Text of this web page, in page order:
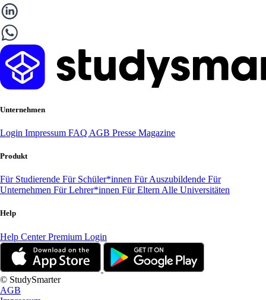
Unternehmen
Login Impressum FAQ AGB Presse Magazine
Produkt
Für Studierende Für Schüler*innen Für Auszubildende Für
Unternehmen Für Lehrer*innen Für Eltern Alle Universitäten
Help
Help CenterPremium Login
© StudySmarter
AGB